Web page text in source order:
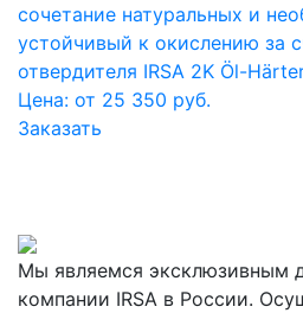
сочетание натуральных и
устойчивый к окислению за
отвердителя IRSA 2K Öl-
Цена: от 25 350 руб.
Заказать
Мы являемся эксклюзивным
компании IRSA в России.